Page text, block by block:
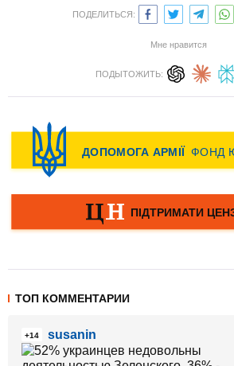
ПОДЕЛИТЬСЯ:
Мне нравится
ПОДЫТОЖИТЬ:
ТОП КОММЕНТАРИИ
+14 susanin